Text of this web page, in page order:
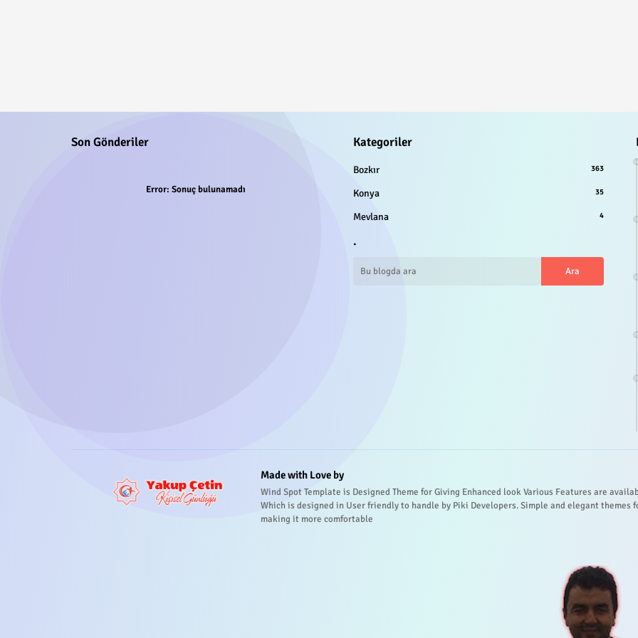
Son Gönderiler
Error: Sonuç bulunamadı
Kategoriler
Bozkır 363
Konya 35
Mevlana 4
.
Made with Love by
Wind Spot Template is Designed Theme for Giving Enhanced look Various Features are
Which is designed in User friendly to handle by Piki Developers. Simple and elegant themes
making it more comfortable